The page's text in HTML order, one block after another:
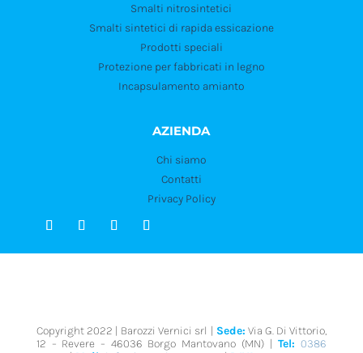
Smalti nitrosintetici
Smalti sintetici di rapida essicazione
Prodotti speciali
Protezione per fabbricati in legno
Incapsulamento amianto
AZIENDA
Chi siamo
Contatti
Privacy Policy
Copyright 2022 | Barozzi Vernici srl | Sede: Via G. Di Vittorio,
12 – Revere – 46036 Borgo Mantovano (MN) |Tel: 0386